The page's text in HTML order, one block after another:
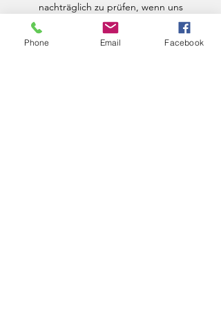
nachträglich zu prüfen, wenn uns
konkrete Anhaltspunkte für eine
rechtswidrige Nutzung bekannt
Phone Email Facebook